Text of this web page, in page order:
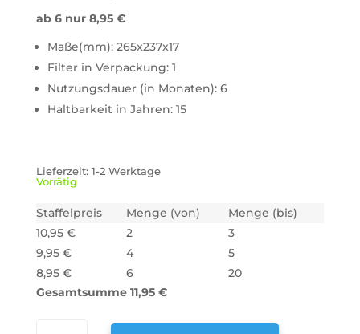
ab 6 nur 8,95 €
Maße(mm): 265x237x17
Filter in Verpackung: 1
Nutzungsdauer (in Monaten): 6
Haltbarkeit in Jahren: 15
Lieferzeit: 1-2 Werktage
Vorrätig
Staffelpreis Menge (von)
Menge (bis)
10,95 € 2
3
9,95 € 4
5
8,95 € 6
20
Gesamtsumme 11,95 €